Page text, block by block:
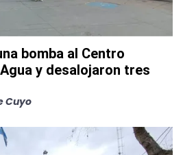
bomba al Centro
y desalojaron tres
Cuyo